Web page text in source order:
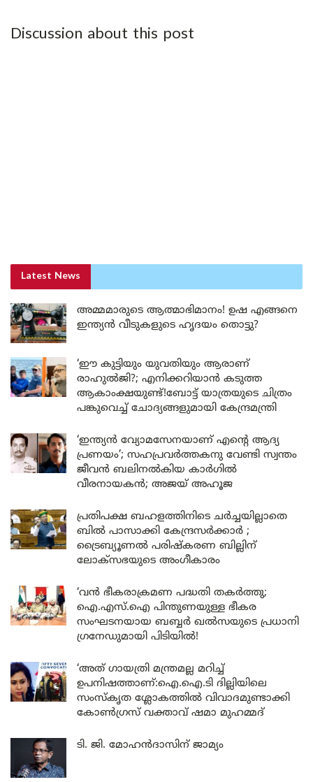
Discussion about this post
Latest News
അമ്മമാരുടെ ആത്മാഭിമാനം! ഉഷ എങ്ങനെ
ഇന്ത്യൻ വീടുകളുടെ ഹൃദയം തൊട്ടു?
‘ഈ കുട്ടിയും യുവതിയും ആരാണ്
രാഹുൽജി?; എനിക്കറിയാൻ കടുത്ത
ആകാംക്ഷയുണ്ട്!ബോട്ട് യാത്രയുടെ ചിത്രം
പങ്കുവെച്ച് ചോദ്യങ്ങളുമായി കേന്ദ്രമന്ത്രി
‘ഇന്ത്യൻ വ്യോമസേനയാണ് എന്റെ ആദ്യ
പ്രണയം’; സഹപ്രവർത്തകനു വേണ്ടി സ്വന്തം
ജീവൻ ബലിനൽകിയ കാർഗിൽ
വീരനായകൻ; അജയ് അഹൂജ
പ്രതിപക്ഷ ബഹളത്തിനിടെ ചർച്ചയില്ലാതെ
ബിൽ പാസാക്കി കേന്ദ്രസർക്കാർ ;
ട്രൈബ്യൂണൽ പരിഷ്കരണ ബില്ലിന്
ലോക്‌സഭയുടെ അംഗീകാരം
‘വൻ ഭീകരാക്രമണ പദ്ധതി തകർത്തു;
ഐ.എസ്.ഐ പിന്തുണയുള്ള ഭീകര
സംഘടനയായ ബബ്ബർ ഖൽസയുടെ പ്രധാനി
ഗ്രനേഡുമായി പിടിയിൽ!
‘അത് ഗായത്രി മന്ത്രമല്ല മറിച്ച്
ഉപനിഷത്താണ്:ഐ.ഐ.ടി ദില്ലിയിലെ
സംസ്കൃത ശ്ലോകത്തിൽ വിവാദമുണ്ടാക്കി
കോൺഗ്രസ് വക്താവ് ഷമാ മുഹമ്മദ്
ടി. ജി. മോഹൻദാസിന് ജാമ്യം